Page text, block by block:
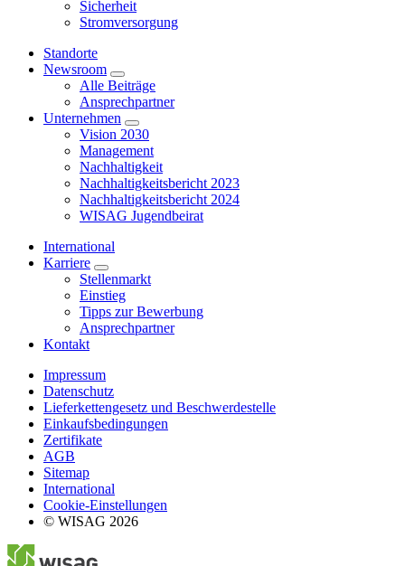
Sicherheit
Stromversorgung
Standorte
Newsroom
Alle Beiträge
Ansprechpartner
Unternehmen
Vision 2030
Management
Nachhaltigkeit
Nachhaltigkeitsbericht 2023
Nachhaltigkeitsbericht 2024
WISAG Jugendbeirat
International
Karriere
Stellenmarkt
Einstieg
Tipps zur Bewerbung
Ansprechpartner
Kontakt
Impressum
Datenschutz
Lieferkettengesetz und Beschwerdestelle
Einkaufsbedingungen
Zertifikate
AGB
Sitemap
International
Cookie-Einstellungen
© WISAG 2026